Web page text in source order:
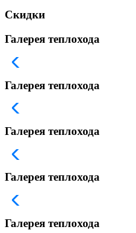
Скидки
Галерея теплохода
Галерея теплохода
Галерея теплохода
Галерея теплохода
Галерея теплохода